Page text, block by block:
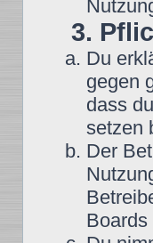
3.
Du
gegen
dass
setzen
Der